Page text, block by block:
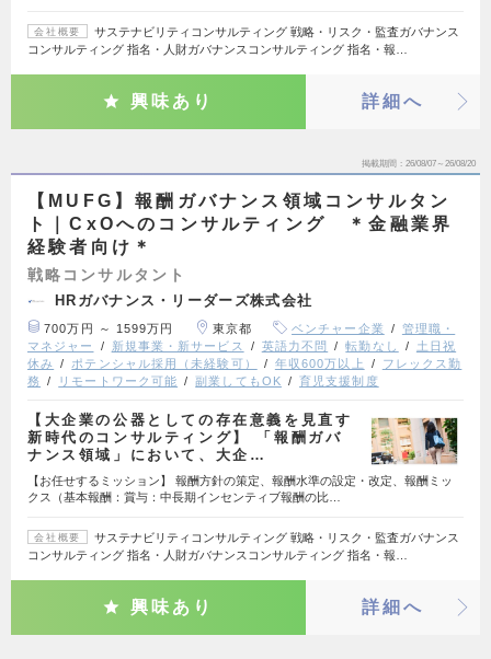
会社概要
サステナビリティコンサルティング 戦略・リスク・監査ガバナンス
コンサルティング 指名・人財ガバナンスコンサルティング 指名・報…
興味あり 詳細へ
掲載期間 26/08/07～26/08/20
【MUFG】報酬ガバナンス領域コンサルタン
ト｜CxOへのコンサルティング ＊金融業界
経験者向け＊
戦略コンサルタント
HRガバナンス・リーダーズ株式会社
700万円 ～ 1599万円 東京都 ベンチャー企業
管理職・
マネジャー
新規事業・新サービス 英語力不問 転勤なし
土日祝
休み
ポテンシャル採用（未経験可） 年収600万以上
フレックス勤
務
リモートワーク可能 副業してもOK 育児支援制度
【大企業の公器としての存在意義を見直す
新時代のコンサルティング】 「報酬ガバ
ナンス領域」において、大企…
【お任せするミッション】 報酬方針の策定、報酬水準の設定・改定、報酬ミッ
クス（基本報酬：賞与：中長期インセンティブ報酬の比…
会社概要
サステナビリティコンサルティング 戦略・リスク・監査ガバナンス
コンサルティング 指名・人財ガバナンスコンサルティング 指名・報…
興味あり 詳細へ